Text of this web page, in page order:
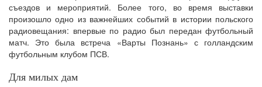
съездов и мероприятий. Более того, во время выставки
произошло одно из важнейших событий в истории польского
радиовещания: впервые по радио был передан футбольный
матч. Это была встреча «Варты Познань» с голландским
футбольным клубом ПСВ.
Для милых дам